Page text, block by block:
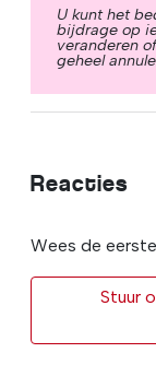
U kunt het
bijdrage op
veranderen
geheel
Reacties
Wees de
Stuur